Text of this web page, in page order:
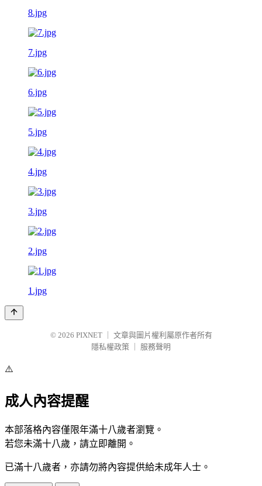
8.jpg
7.jpg
6.jpg
5.jpg
4.jpg
3.jpg
2.jpg
1.jpg
© 2026 PIXNET
文章與圖片權利屬原作者所有
隱私權政策
服務聲明
⚠️
成人內容提醒
本部落格內容僅限年滿十八歲者瀏覽。
若您未滿十八歲，請立即離開。
已滿十八歲者，亦請勿將內容提供給未成年人士。